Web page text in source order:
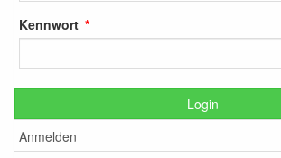
Kennwort
Login
Anmelden